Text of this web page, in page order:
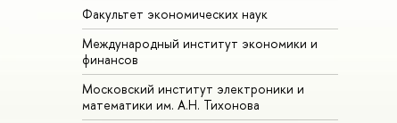
Факультет экономических наук
Международный институт экономики и
финансов
Московский институт электроники и
математики им. А.Н. Тихонова